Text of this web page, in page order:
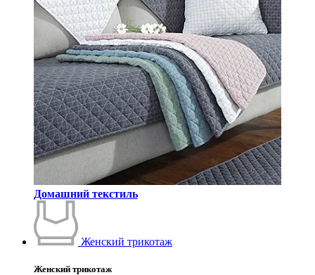
Домашний текстиль
Женский трикотаж
Женский трикотаж